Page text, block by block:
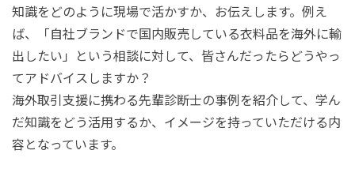
知識をどのように現場で活かすか、お伝えします。例え
ば、「自社ブランドで国内販売している衣料品を海外に輸
出したい」という相談に対して、皆さんだったらどうやっ
てアドバイスしますか？
海外取引支援に携わる先輩診断士の事例を紹介して、学ん
だ知識をどう活用するか、イメージを持っていただける内
容となっています。